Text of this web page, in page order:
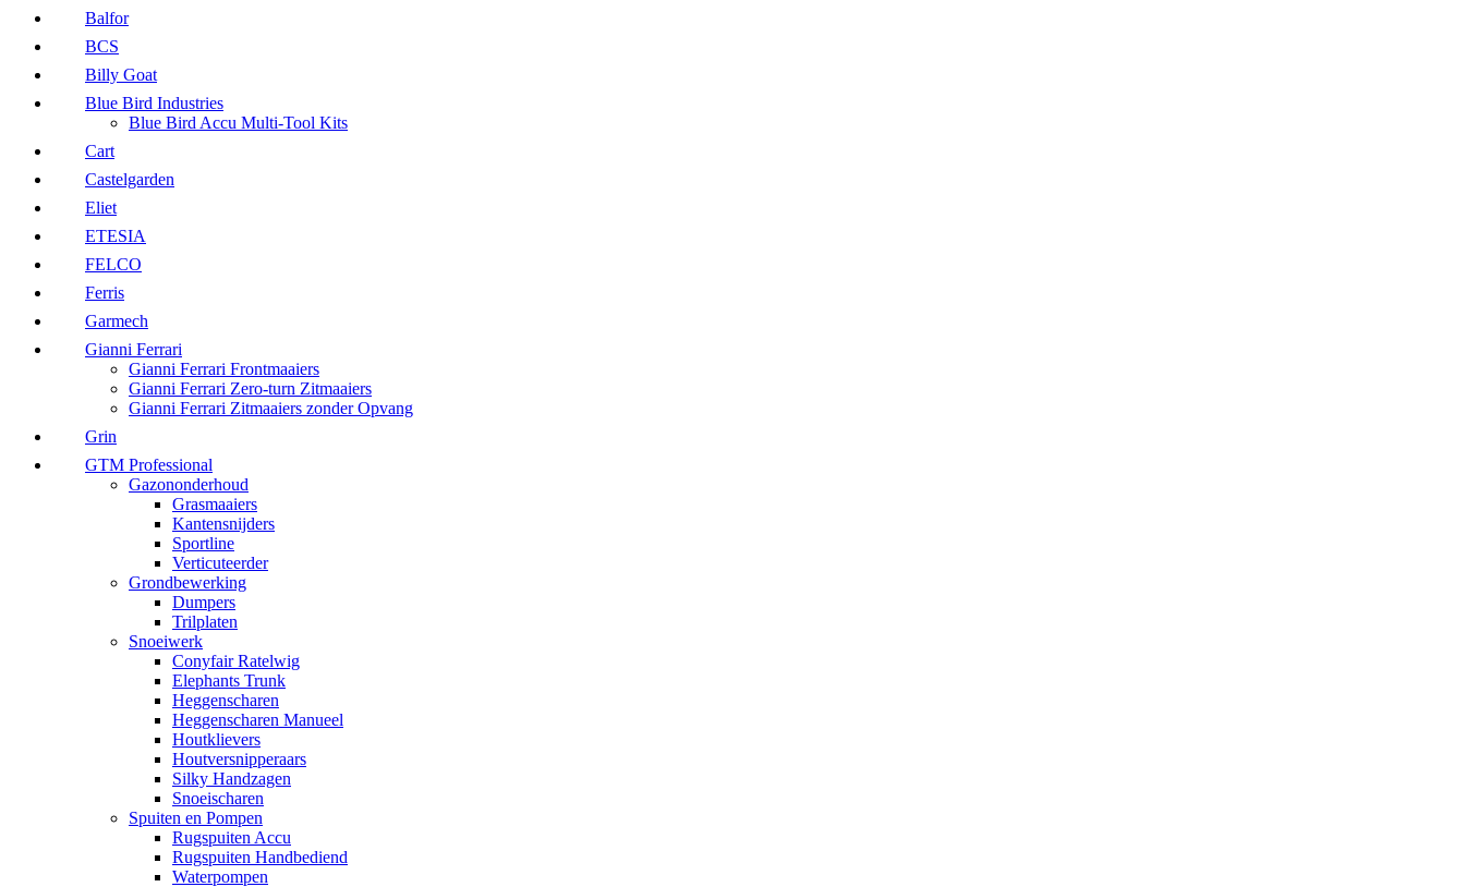
Balfor
BCS
Billy Goat
Blue Bird Industries
Blue Bird Accu Multi-Tool Kits
Cart
Castelgarden
Eliet
ETESIA
FELCO
Ferris
Garmech
Gianni Ferrari
Gianni Ferrari Frontmaaiers
Gianni Ferrari Zero-turn Zitmaaiers
Gianni Ferrari Zitmaaiers zonder Opvang
Grin
GTM Professional
Gazononderhoud
Grasmaaiers
Kantensnijders
Sportline
Verticuteerder
Grondbewerking
Dumpers
Trilplaten
Snoeiwerk
Conyfair Ratelwig
Elephants Trunk
Heggenscharen
Heggenscharen Manueel
Houtklievers
Houtversnipperaars
Silky Handzagen
Snoeischaren
Spuiten en Pompen
Rugspuiten Accu
Rugspuiten Handbediend
Waterpompen